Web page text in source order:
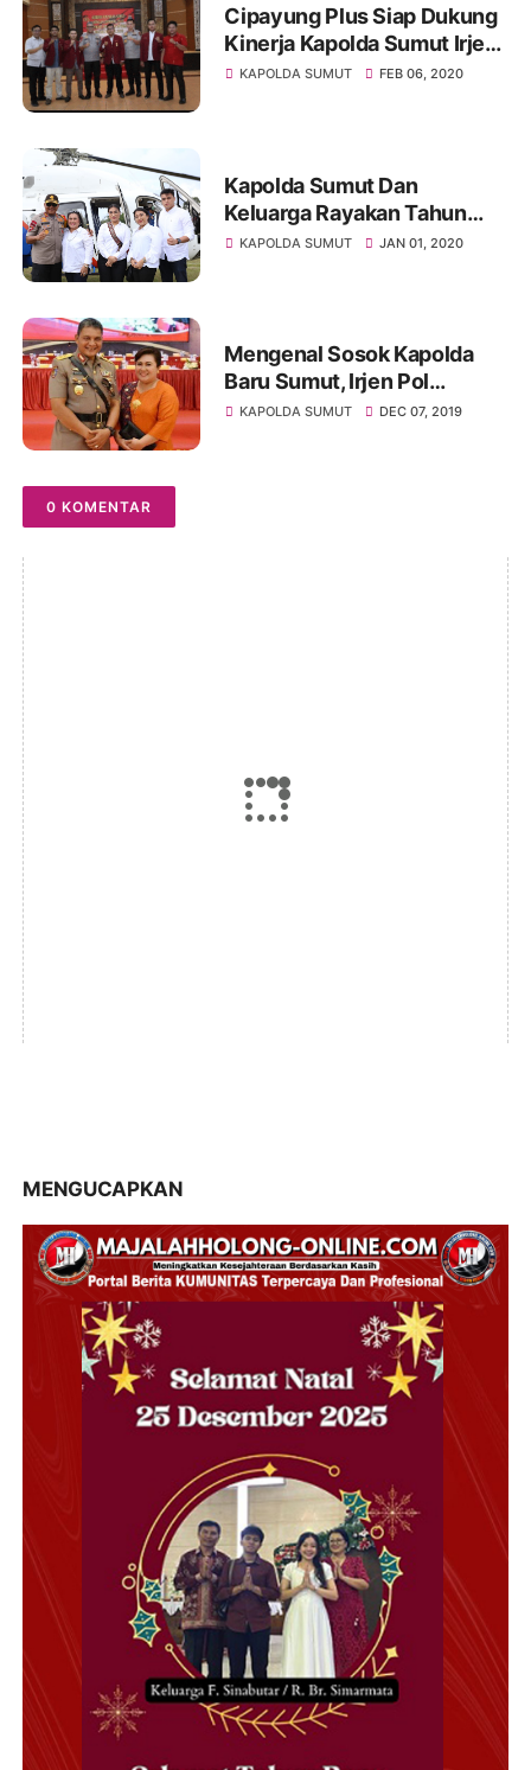
Cipayung Plus Siap Dukung
Kinerja Kapolda Sumut Irjen
Pol Martuani Sormin
KAPOLDA SUMUT FEB 06, 2020
Kapolda Sumut Dan
Keluarga Rayakan Tahun
Baru Di Kampung Halaman
KAPOLDA SUMUT JAN 01, 2020
Mengenal Sosok Kapolda
Baru Sumut, Irjen Pol
Martuani Sormin
KAPOLDA SUMUT DEC 07, 2019
0 KOMENTAR
MENGUCAPKAN